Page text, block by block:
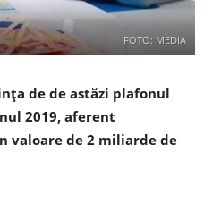
FOTO: MEDIA
de de astăzi plafonul
2019, aferent
valoare de 2 miliarde de